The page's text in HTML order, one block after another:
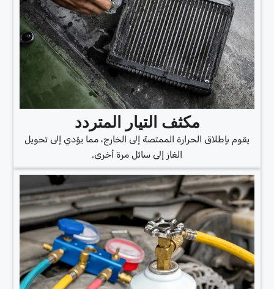
مكثف التيار المتردد
يقوم بإطلاق الحرارة الممتصة إلى الخارج، مما يؤدي إلى تحويل
الغاز إلى سائل مرة أخرى.